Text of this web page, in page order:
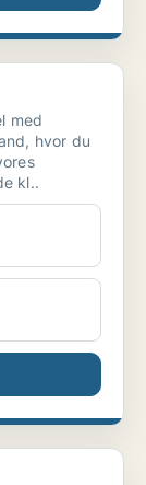
med
hvor du
kl..